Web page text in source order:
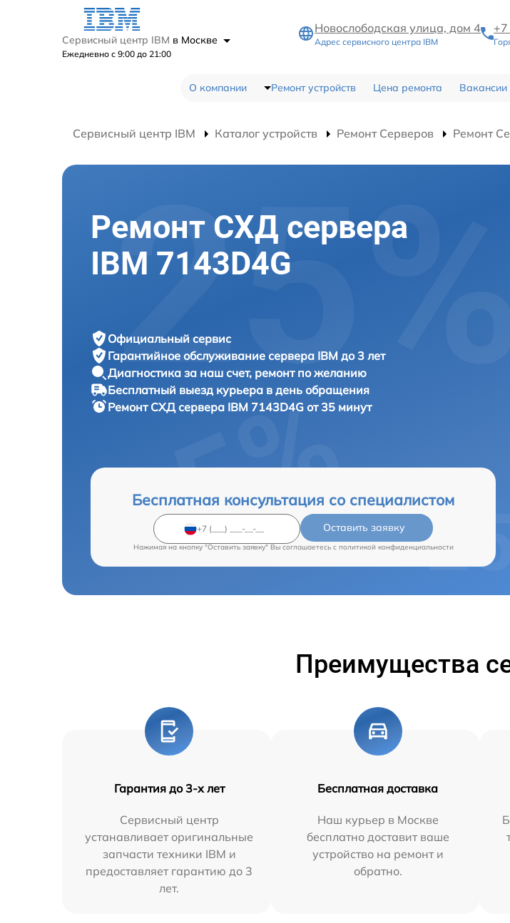
Сервисный центр IBM в Москве
Ежедневно с 9:00 до 21:00
Новослободская улица, дом 4
Адрес сервисного центра IBM
О компании Ремонт устройств Цена ремонта Вакансии
Сервисный центр IBM Каталог устройств Ремонт Серверов Ремонт
Ремонт СХД сервера
IBM 7143D4G
Официальный сервис
Гарантийное обслуживание сервера IBM до 3 лет
Диагностика за наш счет, ремонт по желанию
Бесплатный выезд курьера в день обращения
Ремонт СХД сервера IBM 7143D4G от 35 минут
Бесплатная консультация со специалистом
Оставить заявку
Нажимая на кнопку "Оставить заявку" Вы соглашаетесь c политикой конфиденциальности
Преимущества
Гарантия до 3-х лет
Сервисный центр
устанавливает оригинальные
запчасти техники IBM и
предоставляет гарантию до 3
лет.
Бесплатная доставка
Наш курьер в Москве
бесплатно доставит ваше
устройство на ремонт и
обратно.